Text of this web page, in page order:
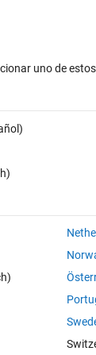
uno de